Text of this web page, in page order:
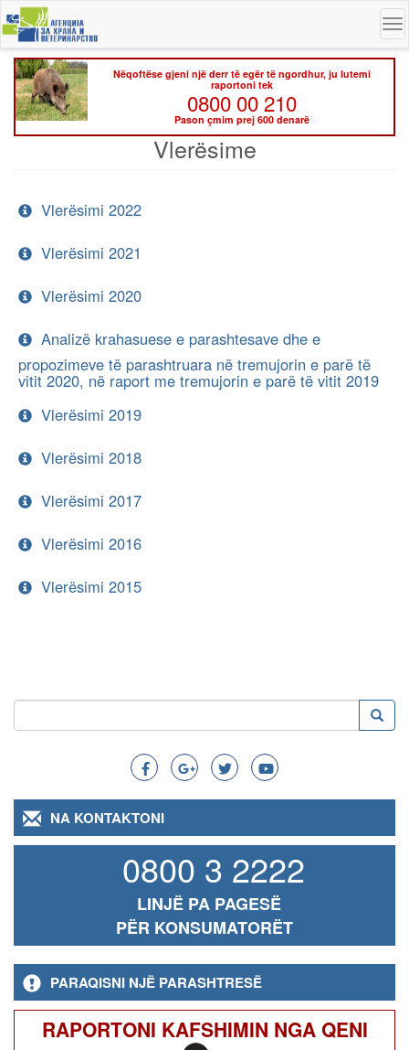
Skip
to
main
content
Nëqoftëse gjeni një derr të egër të ngordhur, ju lutemi
raportoni tek
0800 00 210
Pason çmim prej 600 denarë
Vlerësime
Vlerësimi 2022
Vlerësimi 2021
Vlerësimi 2020
Analizë krahasuese e parashtesave dhe e
propozimeve të parashtruara në tremujorin e parë të
vitit 2020, në raport me tremujorin e parë të vitit 2019
Vlerësimi 2019
Vlerësimi 2018
Vlerësimi 2017
Vlerësimi 2016
Vlerësimi 2015
Search
Kërko Kërko
NA KONTAKTONI
0800 3 2222
LINJË PA PAGESË
PËR KONSUMATORËT
PARAQISNI NJË PARASHTRESË
RAPORTONI KAFSHIMIN NGA QENI